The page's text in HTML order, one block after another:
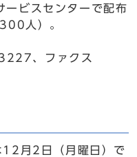
ービスセンターで配布
人）。
、ファクス
12月2日（月曜日）で